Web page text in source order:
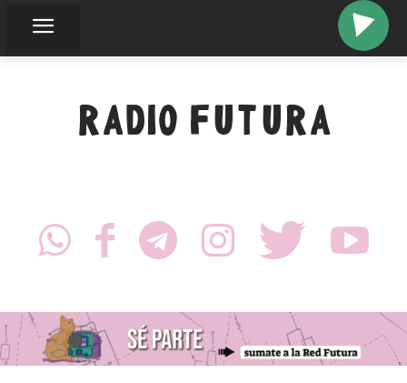
RADIO FUTURA